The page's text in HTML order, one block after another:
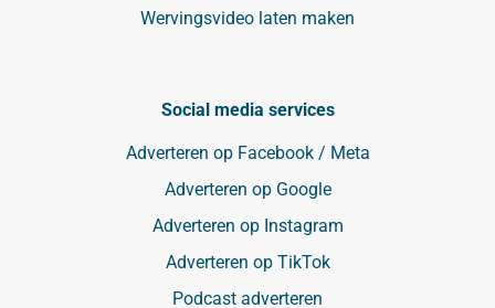
Wervingsvideo laten maken
Social media services
Adverteren op Facebook / Meta
Adverteren op Google
Adverteren op Instagram
Adverteren op TikTok
Podcast adverteren